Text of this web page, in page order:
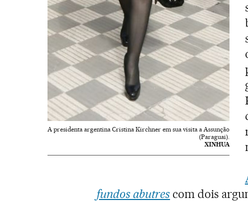
A presidenta argentina Cristina Kirchner em sua visita a Assunção
(Paraguai).
XINHUA
fundos abutres com dois